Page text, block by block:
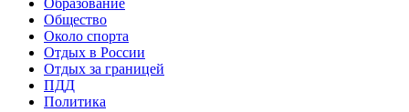
Общество
Около спорта
Отдых в России
Отдых за границей
ПДД
Политика